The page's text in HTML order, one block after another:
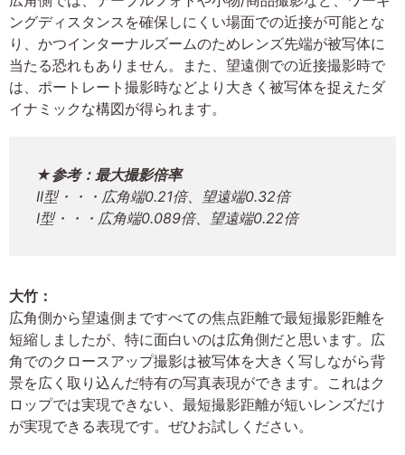
ングディスタンスを確保しにくい場面での近接が可能とな
り、かつインターナルズームのためレンズ先端が被写体に
当たる恐れもありません。また、望遠側での近接撮影時で
は、ポートレート撮影時などより大きく被写体を捉えたダ
イナミックな構図が得られます。
★参考：最大撮影倍率
II型・・・広角端0.21倍、望遠端0.32倍
I型・・・広角端0.089倍、望遠端0.22倍
大竹：
広角側から望遠側まですべての焦点距離で最短撮影距離を
短縮しましたが、特に面白いのは広角側だと思います。広
角でのクロースアップ撮影は被写体を大きく写しながら背
景を広く取り込んだ特有の写真表現ができます。これはク
ロップでは実現できない、最短撮影距離が短いレンズだけ
が実現できる表現です。ぜひお試しください。